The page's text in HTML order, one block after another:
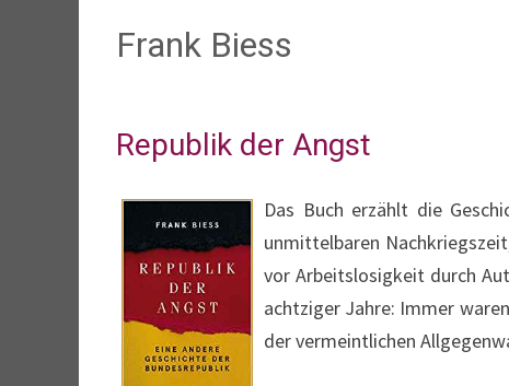
Frank Biess
Republik der Angst
Das Buch erzählt die
unmittelbaren
vor Arbeitslosigkeit durch
achtziger Jahre: Immer
der vermeintlichen